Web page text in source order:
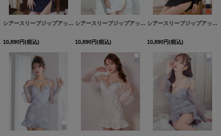
シアースリーブジップアップベルトミニドレス/キャバドレス【XS-XLサイズ/4カラー】[OF01-X] 【SB】dzw
10,890円(税込)
シアースリーブジップアップベルトミニドレス/キャバドレス【XS-XLサイズ/4カラー】[OF01-X] 【SB】dzw
10,890円(税込)
シアースリーブジップアップベルトミニドレス/キャバドレス【XS-XLサイズ/4カラー】[OF01-X] 【SB】dzw
10,890円(税込)